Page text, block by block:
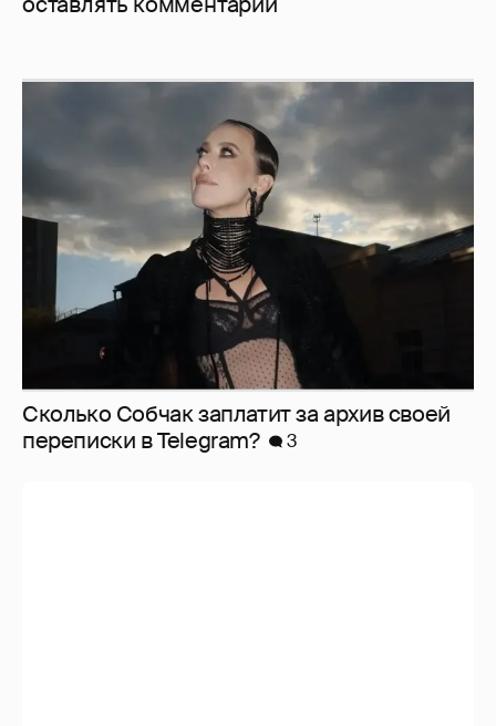
Сколько Собчак заплатит за архив своей
перeписки в Telegram?
3